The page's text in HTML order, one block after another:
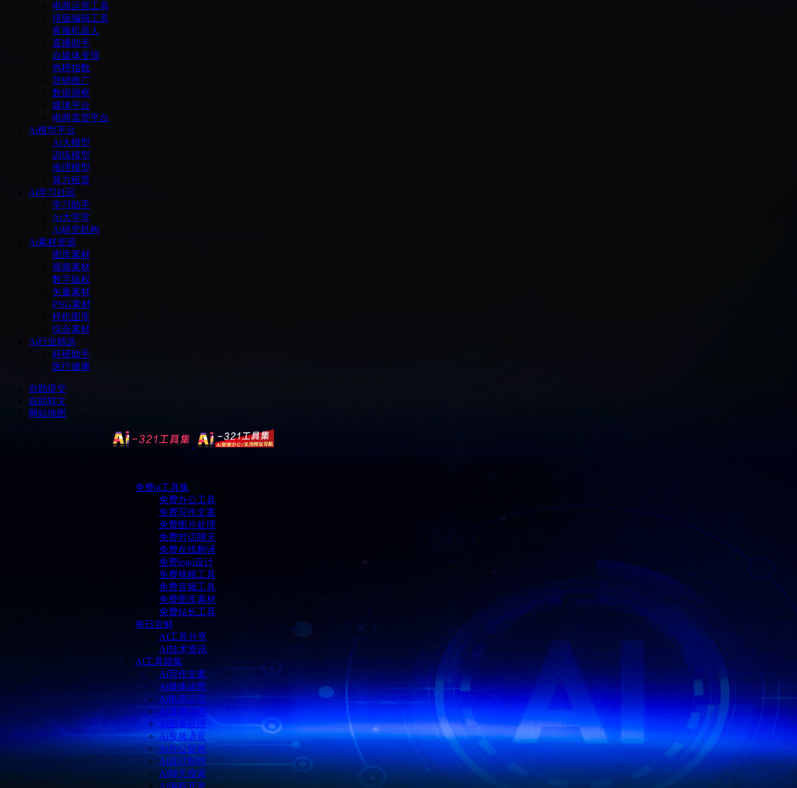
电商运营工具
排版编辑工具
客服机器人
直播助手
自媒体变现
热榜指数
营销推广
数据洞察
媒体平台
电商卖货平台
Ai模型平台
Ai大模型
训练模型
推理模型
算力租赁
Ai学习社区
学习助手
Ai大学堂
Ai研究机构
Ai素材资源
图库素材
视频素材
数字版权
矢量素材
PNG素材
样机图库
综合素材
Ai行业精选
科研助手
医疗健康
自助提交
自助软文
网站地图
免费ai工具集
免费办公工具
免费写作文案
免费图片处理
免费对话聊天
免费在线翻译
免费logo设计
免费视频工具
免费音频工具
免费图库素材
免费站长工具
每日尝鲜
AI工具分享
AI技术资讯
Ai工具箱集
Ai写作文案
Ai媒体运营
Ai电商运营
AI直播运营
Ai图像处理
Ai视频语音
Ai办公提效
Ai设计制作
Ai聊天搜索
Ai编程开发